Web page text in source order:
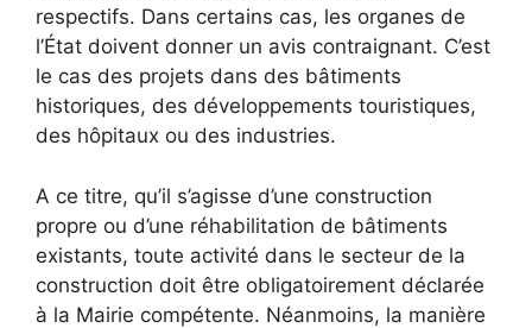
respectifs. Dans certains cas, les organes de
l’État doivent donner un avis contraignant. C’est
le cas des projets dans des bâtiments
historiques, des développements touristiques,
des hôpitaux ou des industries.
A ce titre, qu’il s’agisse d’une construction
propre ou d’une réhabilitation de bâtiments
existants, toute activité dans le secteur de la
construction doit être obligatoirement déclarée
à la Mairie compétente. Néanmoins, la manière